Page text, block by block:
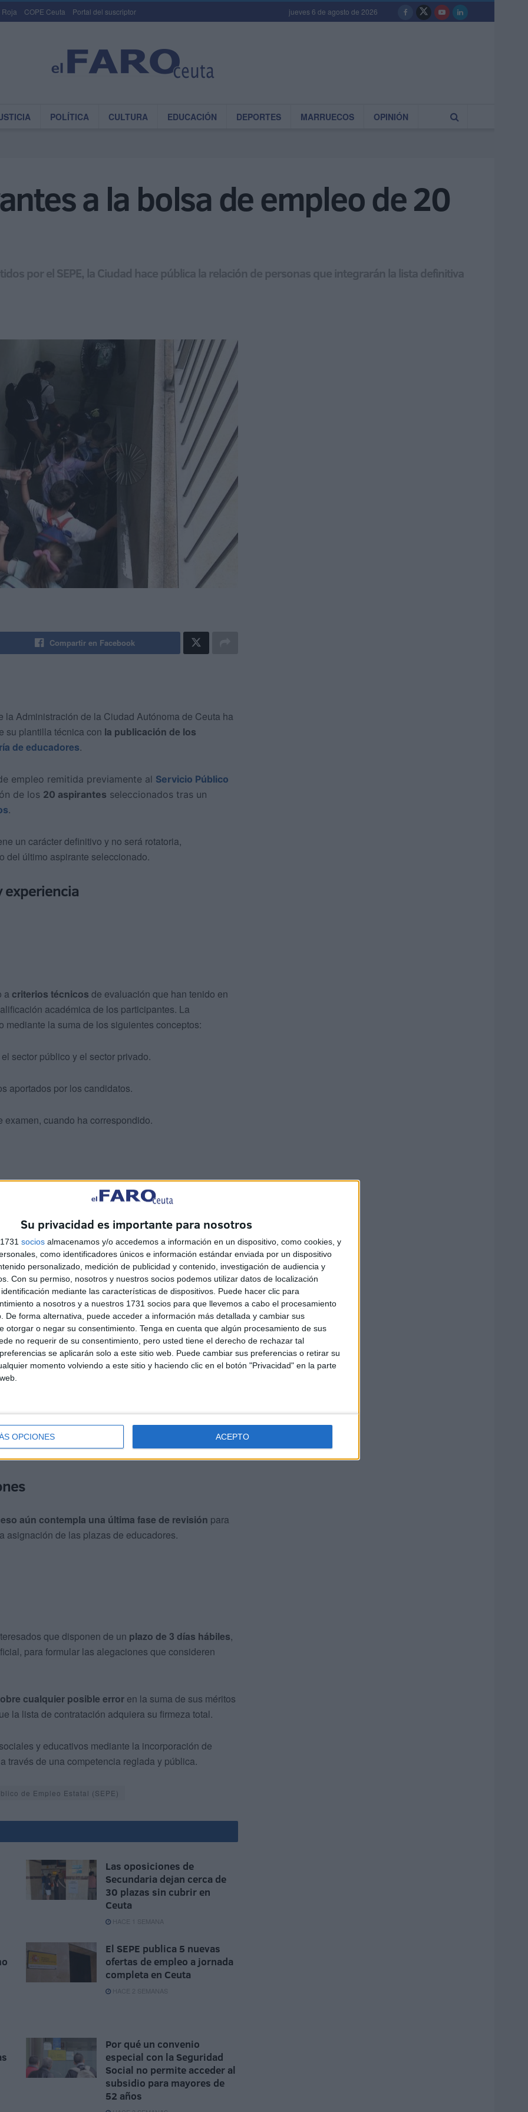
Su privacidad es importante para nosotros
socios almacenamos y/o accedemos a información en un dispositivo, como cookies, y
como identificadores únicos e información estándar enviada por un dispositivo
personalizado, medición de publicidad y contenido, investigación de audiencia y
Con su permiso, nosotros y nuestros socios podemos utilizar datos de localización
mediante las características de dispositivos. Puede hacer clic para
a nosotros y a nuestros 1731 socios para que llevemos a cabo el procesamiento
De forma alternativa, puede acceder a información más detallada y cambiar sus
otorgar o negar su consentimiento. Tenga en cuenta que algún procesamiento de sus
no requerir de su consentimiento, pero usted tiene el derecho de rechazar tal
se aplicarán solo a este sitio web. Puede cambiar sus preferencias o retirar su
momento volviendo a este sitio y haciendo clic en el botón "Privacidad" en la parte
OPCIONES ACEPTO
Roja COPE Ceuta Portal del suscriptor jueves 6 de agosto de 2026
POLÍTICA CULTURA EDUCACIÓN DEPORTES MARRUECOS OPINIÓN
a la bolsa de empleo de 20
por el SEPE, la Ciudad hace pública la relación de personas que integrarán la lista definitiva
Compartir en Facebook
Administración de la Ciudad Autónoma de Ceuta ha
su plantilla técnica con la publicación de los
de educadores.
empleo remitida previamente al Servicio Público
de los 20 aspirantes seleccionados tras un
.
un carácter definitivo y no será rotatoria,
del último aspirante seleccionado.
experiencia
a criterios técnicos de evaluación que han tenido en
académica de los participantes. La
la suma de los siguientes conceptos:
sector público y el sector privado.
aportados por los candidatos.
cuando ha correspondido.
la Ciudad de Ceuta (BOCCE)nº 6.598 muestran una
de selección
que optan a las 20 plazas de educadores
aquí.
número de aspirantes, figurando en los registros de
varios que finalmente no se presentaron al proceso
aún contempla una última fase de revisión para
asignación de las plazas de educadores.
que disponen de un plazo de 3 días hábiles,
para formular las alegaciones que consideren
cualquier posible error en la suma de sus méritos
la lista de contratación adquiera su firmeza total.
y educativos mediante la incorporación de
través de una competencia reglada y pública.
de Empleo Estatal (SEPE)
Las oposiciones de
Secundaria dejan cerca de
30 plazas sin cubrir en
Ceuta
HACE 1 SEMANA
El SEPE publica 5 nuevas
ofertas de empleo a jornada
completa en Ceuta
HACE 2 SEMANAS
Por qué un convenio
especial con la Seguridad
Social no permite acceder al
subsidio para mayores de
52 años